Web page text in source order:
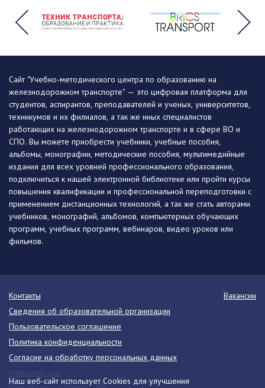
Наш веб-сайт использует Cookies для улучшения
Сайт "Учебно-методического центра по образованию на
железнодорожном транспорте" — это цифровая платформа для
студентов, аспирантов, преподавателей и ученых, университетов,
техникумов и их филиалов, а так же иных специалистов
работающих на железнодорожном транспорте и в сфере ВО и
СПО. Вы можете приобрести учебники, учебные пособия,
альбомы, монографии, методические пособия, мультимедийные
издания для всех уровней профессионального образования,
подключиться к нашей электронной библиотеке или пройти курсы
повышения квалификации и профессиональной переподготовки с
применением дистанционных технологий, а так же стать авторами
учебников, монографий, альбомов, компьютерных обучающих
программ, учебных программ, вебинаров, видео уроков или
фильмов.
Контакты
Вакансии
Сведения об образовательной организации
Пользовательское соглашение
Политика конфиденциальности
Согласие на обработку персональных данных